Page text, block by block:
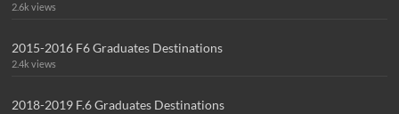
2.6k views
2015-2016 F6 Graduates Destinations
2.4k views
2018-2019 F.6 Graduates Destinations